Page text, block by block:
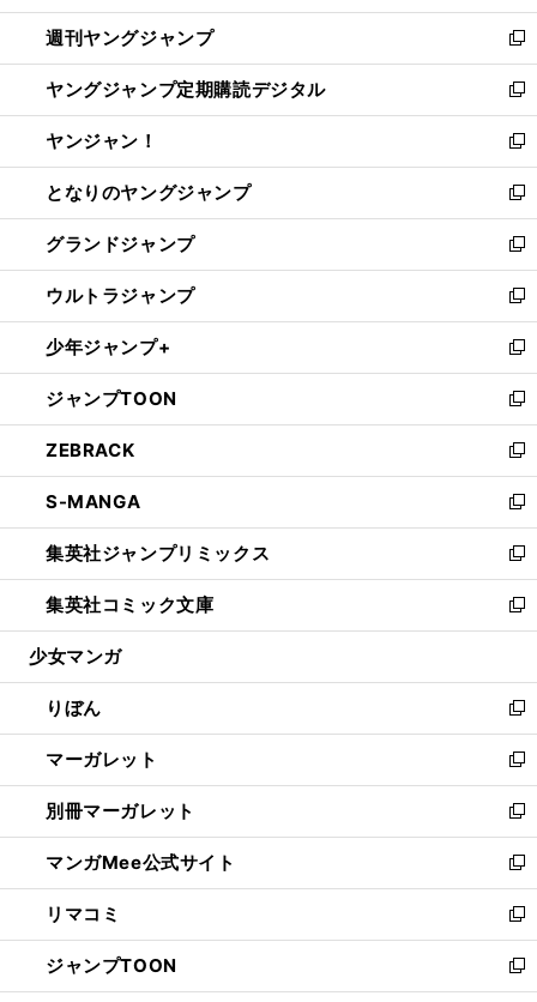
開
く
ウ
で
開
く
ン
ド
ウ
で
開
く
ウ
ィ
ン
ド
ウ
で
開
く
週刊ヤングジャンプ
新
し
い
ウ
ィ
ン
ド
ウ
で
開
く
ヤングジャンプ定期購読デジタル
新
し
い
ウ
ィ
ン
ド
ウ
で
開
く
ヤンジャン！
新
し
い
ウ
ィ
ン
ド
ウ
で
開
く
となりのヤングジャンプ
新
し
い
ウ
ィ
ン
ド
ウ
で
開
く
グランドジャンプ
新
し
い
ウ
ィ
ン
ド
ウ
で
開
く
ウルトラジャンプ
新
し
い
ウ
ィ
ン
ド
ウ
で
開
く
少年ジャンプ+
新
し
い
ウ
ィ
ン
ド
ウ
で
開
く
ジャンプTOON
新
し
い
ウ
ィ
ン
ド
ウ
で
開
ZEBRACK
新
し
い
ウ
ィ
ン
ド
ウ
開
く
S-MANGA
新
し
い
ウ
ィ
ン
ウ
で
開
く
集英社ジャンプリミックス
新
し
い
ウ
ン
ド
ウ
で
開
く
集英社コミック文庫
新
し
ウ
ィ
ン
ド
ウ
で
開
く
少女マンガ
りぼん
新
し
い
ウ
ィ
ン
ド
ウ
で
開
く
マーガレット
新
し
い
ウ
ィ
ン
ド
ウ
で
開
別冊マーガレット
新
し
い
ウ
ィ
ン
ド
ウ
マンガMee公式サイト
新
し
い
ウ
ィ
ン
リマコミ
新
し
い
ウ
ジャンプTOON
新
し